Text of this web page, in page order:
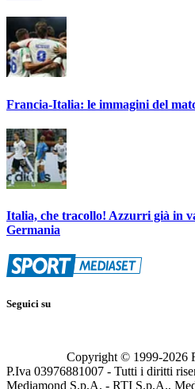
Francia-Italia: le immagini del
Italia, che tracollo! Azzurri già in
Germania
Seguici su
Copyright © 1999-2026
P.Iva 03976881007 - Tutti i diritti
Mediamond S.p.A. - RTI S.p.A.,